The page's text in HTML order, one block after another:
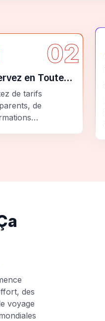
02
en Toute
de tarifs
de
des
voyage